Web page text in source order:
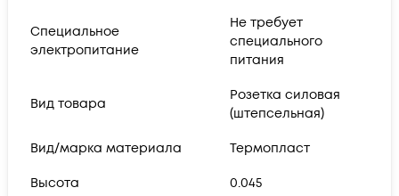
Cпециальное
электропитание
Не требует
специального
питания
Вид товара
Розетка силовая
(штепсельная)
Вид/марка материала Термопласт
Высота 0.045